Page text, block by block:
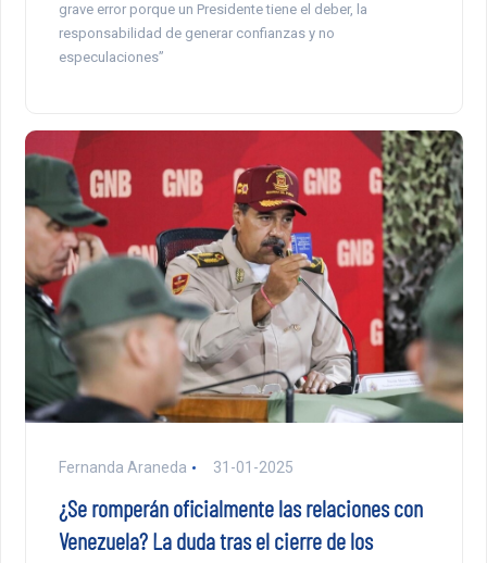
grave error porque un Presidente tiene el deber, la
responsabilidad de generar confianzas y no
especulaciones”
Fernanda Araneda 31-01-2025
¿Se romperán oficialmente las relaciones con
Venezuela? La duda tras el cierre de los